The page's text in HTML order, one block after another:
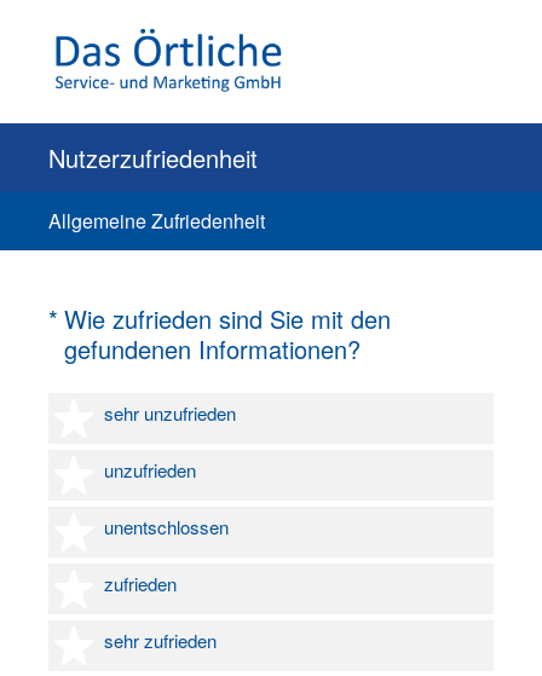
Nutzerzufriedenheit
Allgemeine Zufriedenheit
* Wie zufrieden sind Sie mit den
gefundenen Informationen?
(Erforderlich.)
sehr unzufrieden
1 Stern
unzufrieden
2 Sterne
unentschlossen
3 Sterne
zufrieden
4 Sterne
sehr zufrieden
5 Sterne